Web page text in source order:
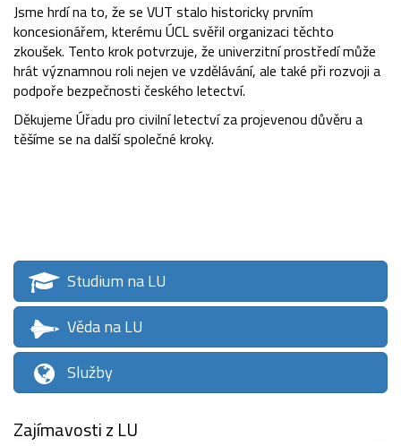
Jsme hrdí na to, že se VUT stalo historicky prvním
koncesionářem, kterému ÚCL svěřil organizaci těchto
zkoušek. Tento krok potvrzuje, že univerzitní prostředí může
hrát významnou roli nejen ve vzdělávání, ale také při rozvoji a
podpoře bezpečnosti českého letectví.
Děkujeme Úřadu pro civilní letectví za projevenou důvěru a
těšíme se na další společné kroky.
Studium na LU
Věda na LU
Služby
Zajímavosti z LU